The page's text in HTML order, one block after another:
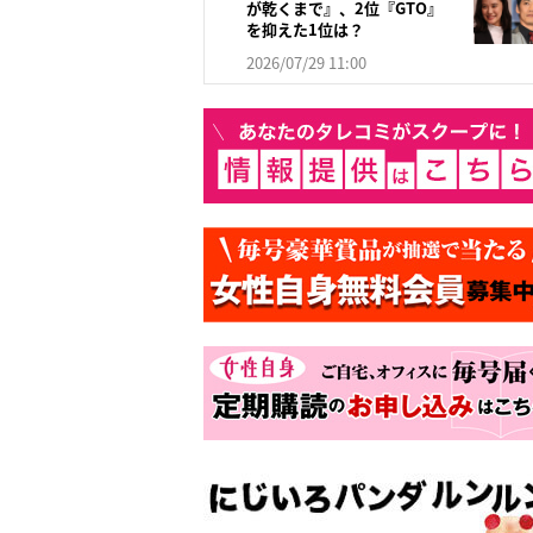
が乾くまで』、2位『GTO』
を抑えた1位は？
2026/07/29 11:00